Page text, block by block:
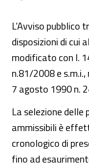
L’Avviso
disposizioni di cui
modificato con l.
n.81/2008 e
7 agosto 1990 n.
La selezione
ammissibili è
cronologico di
fino ad